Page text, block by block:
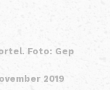
Foto: Gep
2019